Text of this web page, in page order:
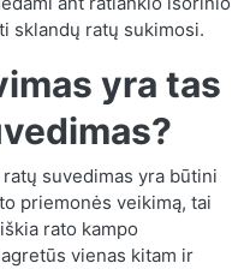
sklandų ratų sukimosi.
yra tas
suvedimas yra būtini
priemonės veikimą, tai
rato kampo
vienas kitam ir